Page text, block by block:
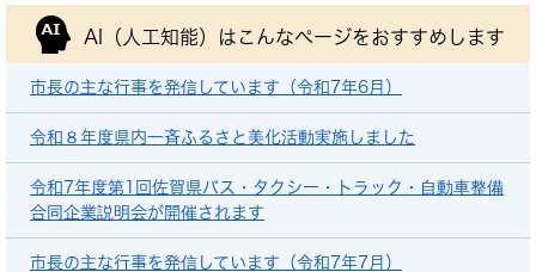
AI（人工知能）は こんなページをおすすめします
市長の主な行事を発信しています（令和7年6月）
令和８年度県内一斉ふるさと美化活動実施しました
令和7年度第1回佐賀県バス・タクシー・トラック・自動車整備
合同企業説明会が開催されます
市長の主な行事を発信しています（令和7年7月）